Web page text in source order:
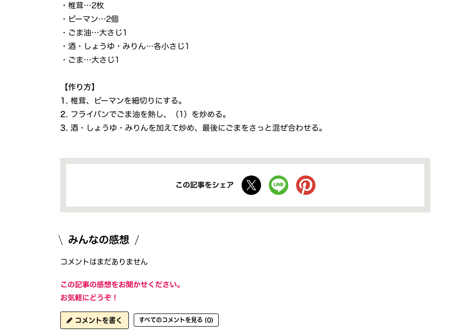
・椎茸…2枚
・ピーマン…2個
・ごま油…大さじ1
・酒・しょうゆ・みりん…各小さじ1
・ごま…大さじ1
【作り方】
1.椎茸、ピーマンを細切りにする。
2. フライパンでごま油を熱し、（1）を炒める。
3.酒・しょうゆ・みりんを加えて炒め、最後にごまをさっと混ぜ合わせる。
この記事をシェア
みんなの感想
コメントはまだありません
この記事の感想をお聞かせください。
お気軽にどうぞ！
コメントを書く すべてのコメントを見る (0)